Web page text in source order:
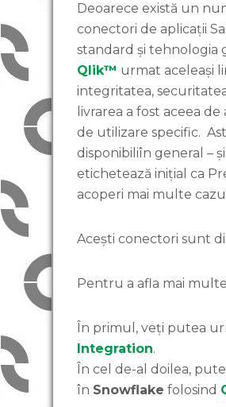
Deoarece există un
conectori de aplicații
standard și tehnologia
Qlik™ urmat aceleași
integritatea,
livrarea a fost aceea
de utilizare specific.
disponibiliîn general –
etichetează inițial ca
acoperi mai multe
Acești conectori sunt
Pentru a afla mai
În primul, veți putea
Integration.
În cel de-al doilea,
în Snowflake folosind